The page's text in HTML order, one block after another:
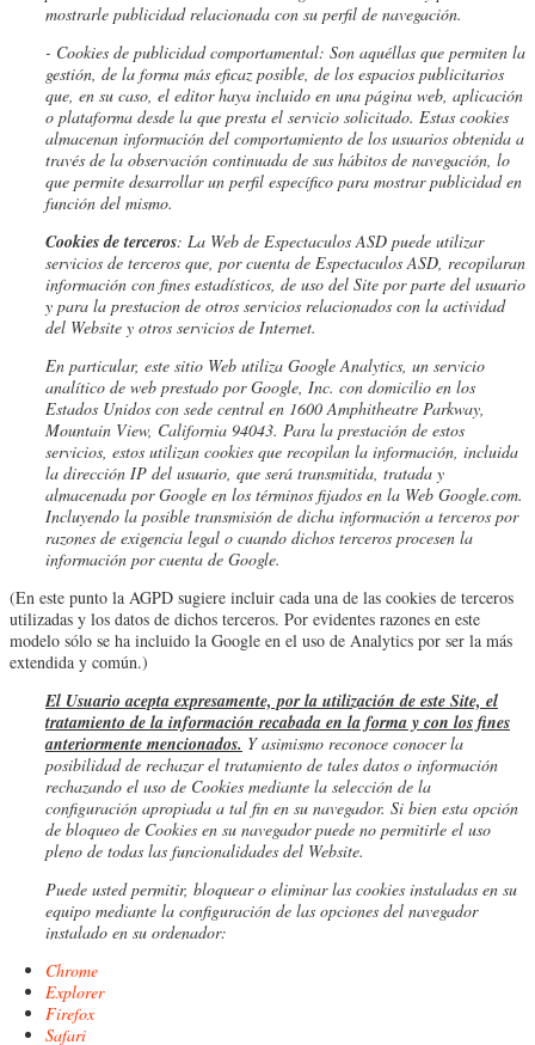
mostrarle publicidad relacionada con su perfil de navegación.
- Cookies de publicidad comportamental: Son aquéllas que permiten la
gestión, de la forma más eficaz posible, de los espacios publicitarios
que, en su caso, el editor haya incluido en una página web, aplicación
o plataforma desde la que presta el servicio solicitado. Estas cookies
almacenan información del comportamiento de los usuarios obtenida a
través de la observación continuada de sus hábitos de navegación, lo
que permite desarrollar un perfil específico para mostrar publicidad en
función del mismo.
Cookies de terceros: La Web de Espectaculos ASD puede utilizar
servicios de terceros que, por cuenta de Espectaculos ASD, recopilaran
información con fines estadísticos, de uso del Site por parte del usuario
y para la prestacion de otros servicios relacionados con la actividad
del Website y otros servicios de Internet.
En particular, este sitio Web utiliza Google Analytics, un servicio
analítico de web prestado por Google, Inc. con domicilio en los
Estados Unidos con sede central en 1600 Amphitheatre Parkway,
Mountain View, California 94043. Para la prestación de estos
servicios, estos utilizan cookies que recopilan la información, incluida
la dirección IP del usuario, que será transmitida, tratada y
almacenada por Google en los términos fijados en la Web Google.com.
Incluyendo la posible transmisión de dicha información a terceros por
razones de exigencia legal o cuando dichos terceros procesen la
información por cuenta de Google.
(En este punto la AGPD sugiere incluir cada una de las cookies de terceros
utilizadas y los datos de dichos terceros. Por evidentes razones en este
modelo sólo se ha incluido la Google en el uso de Analytics por ser la más
extendida y común.)
El Usuario acepta expresamente, por la utilización de este Site, el
tratamiento de la información recabada en la forma y con los fines
anteriormente mencionados. Y asimismo reconoce conocer la
posibilidad de rechazar el tratamiento de tales datos o información
rechazando el uso de Cookies mediante la selección de la
configuración apropiada a tal fin en su navegador. Si bien esta opción
de bloqueo de Cookies en su navegador puede no permitirle el uso
pleno de todas las funcionalidades del Website.
Puede usted permitir, bloquear o eliminar las cookies instaladas en su
equipo mediante la configuración de las opciones del navegador
instalado en su ordenador:
Chrome
Explorer
Firefox
Safari